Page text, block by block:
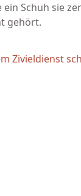
Schuh sie
gehört.
Zivieldienst